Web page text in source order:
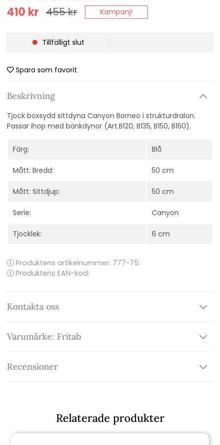
455kr
410 kr Kampanj!
Tillfälligt slut
Spara som favorit
Beskrivning
Tjock boxsydd sittdyna Canyon Borneo i strukturdralon.
Passar ihop med bänkdynor (Art.B120, B135, B150, B160).
Färg: Blå
Mått: Bredd: 50 cm
Mått: Sittdjup: 50 cm
Serie: Canyon
Tjocklek: 6 cm
Produktens artikelnummer: 777-75
Produktens EAN-kod:
Kontakta oss
Varumärke: Fritab
Recensioner
Relaterade produkter